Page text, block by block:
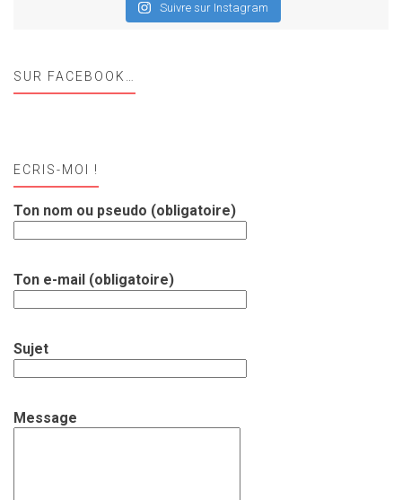
Suivre sur Instagram
SUR FACEBOOK…
ECRIS-MOI !
Ton nom ou pseudo (obligatoire)
Ton e-mail (obligatoire)
Sujet
Message